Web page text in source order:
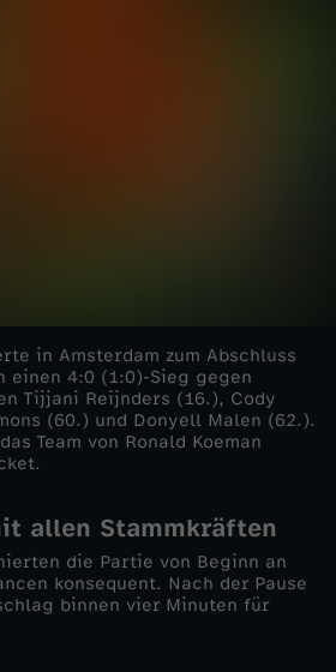
in Amsterdam zum Abschluss
einen 4:0 (1:0)-Sieg gegen
Tijjani Reijnders (16.), Cody
(60.) und Donyell Malen (62.).
Team von Ronald Koeman
allen Stammkräften
die Partie von Beginn an
konsequent. Nach der Pause
binnen vier Minuten für